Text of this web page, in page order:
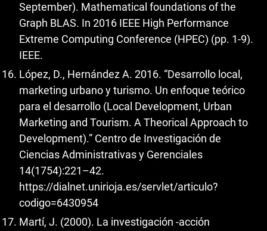
September). Mathematical foundations of the
Graph BLAS. In 2016 IEEE High Performance
Extreme Computing Conference (HPEC) (pp. 1-9).
IEEE.
López, D., Hernández A. 2016. “Desarrollo local,
marketing urbano y turismo. Un enfoque teórico
para el desarrollo (Local Development, Urban
Marketing and Tourism. A Theorical Approach to
Development).” Centro de Investigación de
Ciencias Administrativas y Gerenciales
14(1754):221–42.
https://dialnet.unirioja.es/servlet/articulo?
codigo=6430954
Martí, J. (2000). La investigación -acción